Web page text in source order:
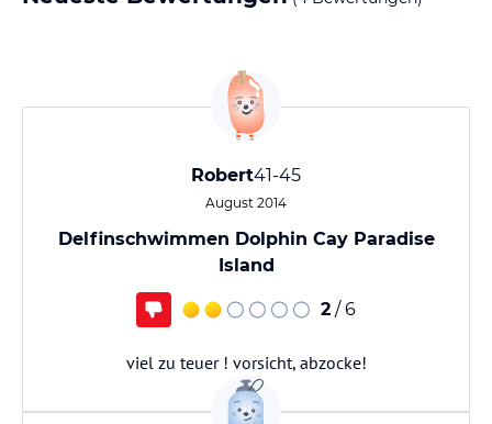
Robert41-45
August 2014
Delfinschwimmen Dolphin Cay Paradise
Island
2 / 6
viel zu teuer ! vorsicht, abzocke!